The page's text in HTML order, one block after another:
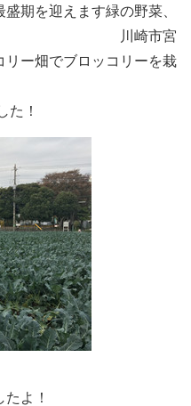
期を迎えます緑の野菜、
ました！ 川崎市宮
ー畑でブロッコリーを栽
た！
よ！